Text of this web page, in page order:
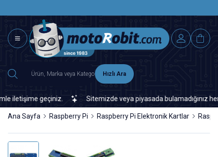
Hızlı Ara
geçiniz. Sitemizde veya piyasada bulamadığınız her
Ana Sayfa Raspberry Pi Raspberry Pi Elektronik Kartlar